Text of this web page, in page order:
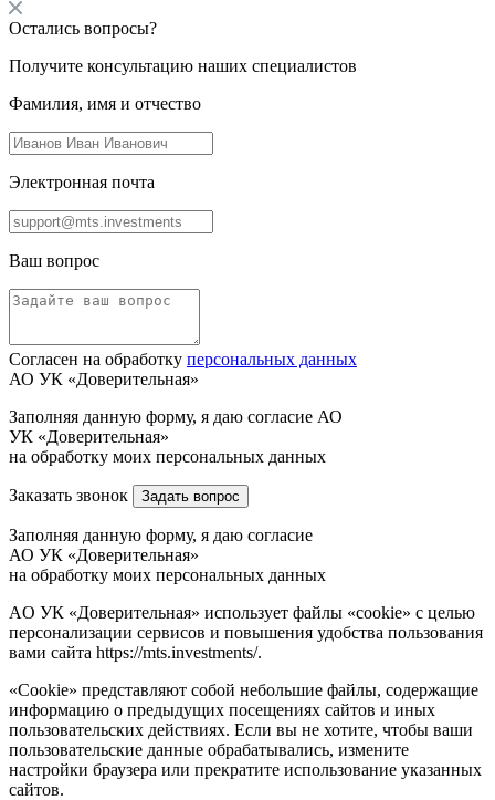
Остались вопросы?
Получите консультацию наших специалистов
Фамилия, имя и отчество
Электронная почта
Ваш вопрос
Согласен на обработку персональных данных
АО УК «Доверительная»
Заполняя данную форму, я даю согласие АО
УК «Доверительная»
на обработку моих персональных данных
Заказать звонок Задать вопрос
Заполняя данную форму, я даю согласие
АО УК «Доверительная»
на обработку моих персональных данных
AO УК «Доверительная» использует файлы «cookie» с целью
персонализации сервисов и повышения удобства пользования
вами сайта https://mts.investments/.
«Cookie» представляют собой небольшие файлы, содержащие
информацию о предыдущих посещениях сайтов и иных
пользовательских действиях. Если вы не хотите, чтобы ваши
пользовательские данные обрабатывались, измените
настройки браузера или прекратите использование указанных
сайтов.